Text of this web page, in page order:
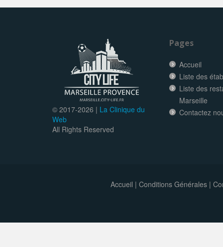
© 2017-2026 | La Clinique du
Web
All Rights Reserved
Pages
Accueil
Liste des
Liste des
Marseille
Contactez
Accueil | Conditions Générales|